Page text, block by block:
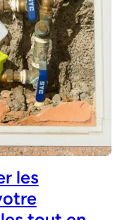
les